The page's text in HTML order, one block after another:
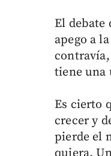
El debate
apego a
contravía,
tiene una
Es cierto
crecer y
pierde el